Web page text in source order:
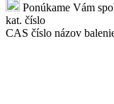
Ponúkame Vám
kat. číslo
CAS číslo názov